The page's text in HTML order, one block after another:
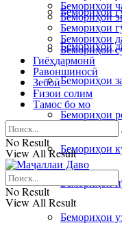
Бемориҳои
Бемориҳои
Бемориҳои
Бемориҳои
Бемориҳои
Бемориҳои
Бемориҳои
Бемориҳои
Бемориҳои
Бемориҳои
Бемориҳои
Бемориҳои
Гиёҳдармонӣ
Равоншиносӣ
Зебоӣ
Ғизои солим
Тамос бо мо
No Result
View All Result
No Result
View All Result